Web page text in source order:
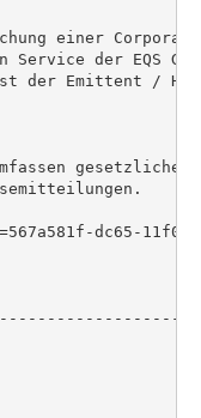
einer
Service der EQS
der Emittent /
gesetzliche
dc65-11f0-